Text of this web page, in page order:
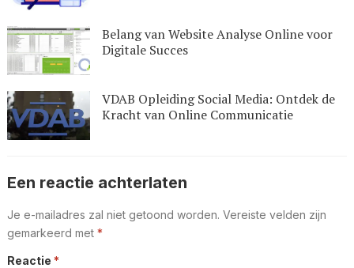
Belang van Website Analyse Online voor
Digitale Succes
VDAB Opleiding Social Media: Ontdek de
Kracht van Online Communicatie
Een reactie achterlaten
Je e-mailadres zal niet getoond worden. Vereiste velden zijn
gemarkeerd met *
Reactie *